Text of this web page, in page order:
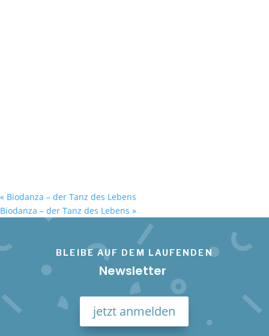
« Biodanza – der Tanz des Lebens
Biodanza – der Tanz des Lebens »
BLEIBE AUF DEM LAUFENDEN
Newsletter
jetzt anmelden